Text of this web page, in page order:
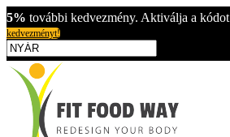
5% további kedvezmény. Aktiválja a kódot
kedvezményt!